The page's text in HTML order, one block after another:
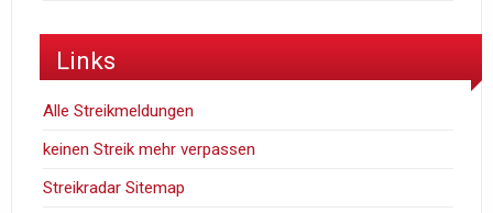
Links
Alle Streikmeldungen
keinen Streik mehr verpassen
Streikradar Sitemap